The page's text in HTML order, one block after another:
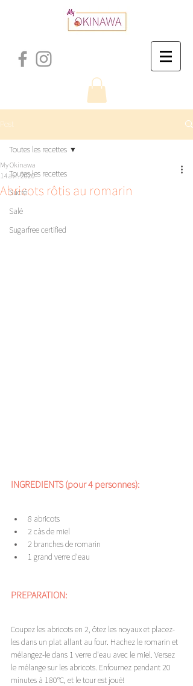
Post
Toutes les recettes
Sucré
Salé
Sugarfree certified
Toutes les recettes
Abricots rôtis au romarin
My Okinawa
14 avr. 2020
INGREDIENTS (pour 4 personnes):
8 abricots ⁣
2 càs de miel ⁣
2 branches de romarin⁣
1 grand verre d'eau ⁣
PREPARATION:
Coupez les abricots en 2, ôtez les noyaux et placez-
les dans un plat allant au four. Hachez le romarin et
mélangez-le dans 1 verre d'eau avec le miel. Versez
le mélange sur les abricots. Enfournez pendant 20
minutes à 180°C, et le tour est joué!